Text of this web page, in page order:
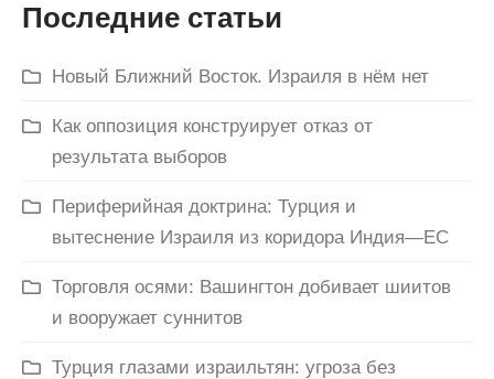
Последние статьи
Новый Ближний Восток. Израиля в нём нет
Как оппозиция конструирует отказ от
результата выборов
Периферийная доктрина: Турция и
вытеснение Израиля из коридора Индия—ЕС
Торговля осями: Вашингтон добивает шиитов
и вооружает суннитов
Турция глазами израильтян: угроза без